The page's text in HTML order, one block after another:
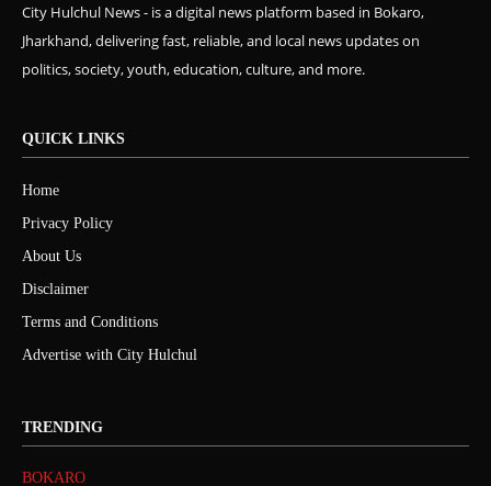
City Hulchul News - is a digital news platform based in Bokaro,
Jharkhand, delivering fast, reliable, and local news updates on
politics, society, youth, education, culture, and more.
QUICK LINKS
Home
Privacy Policy
About Us
Disclaimer
Terms and Conditions
Advertise with City Hulchul
TRENDING
BOKARO